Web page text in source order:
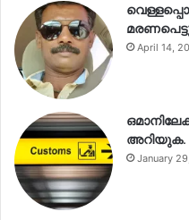
April 14,
അറിയുക.
January